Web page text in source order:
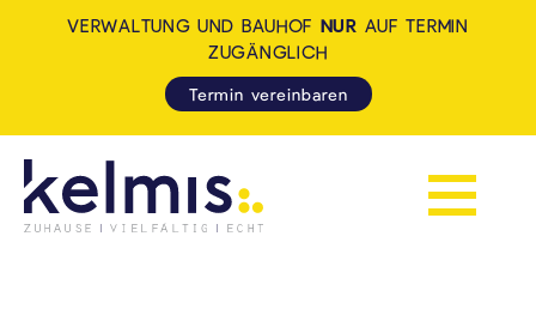
Navigation
VERWALTUNG UND BAUHOF NUR AUF TERMIN
ZUGÄNGLICH
Termin vereinbaren